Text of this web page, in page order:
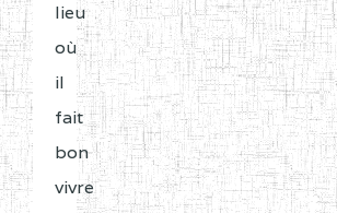
lieu
où
il
fait
bon
vivre